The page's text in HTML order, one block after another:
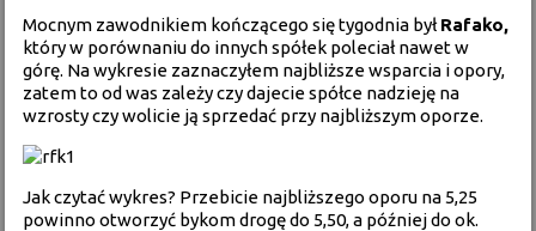
Mocnym zawodnikiem kończącego się tygodnia byłRafako,
który w porównaniu do innych spółek poleciał nawet w
górę. Na wykresie zaznaczyłem najbliższe wsparcia i opory,
zatem to od was zależy czy dajecie spółce nadzieję na
wzrosty czy wolicie ją sprzedać przy najbliższym oporze.
Jak czytać wykres? Przebicie najbliższego oporu na 5,25
powinno otworzyć bykom drogę do 5,50, a później do ok.